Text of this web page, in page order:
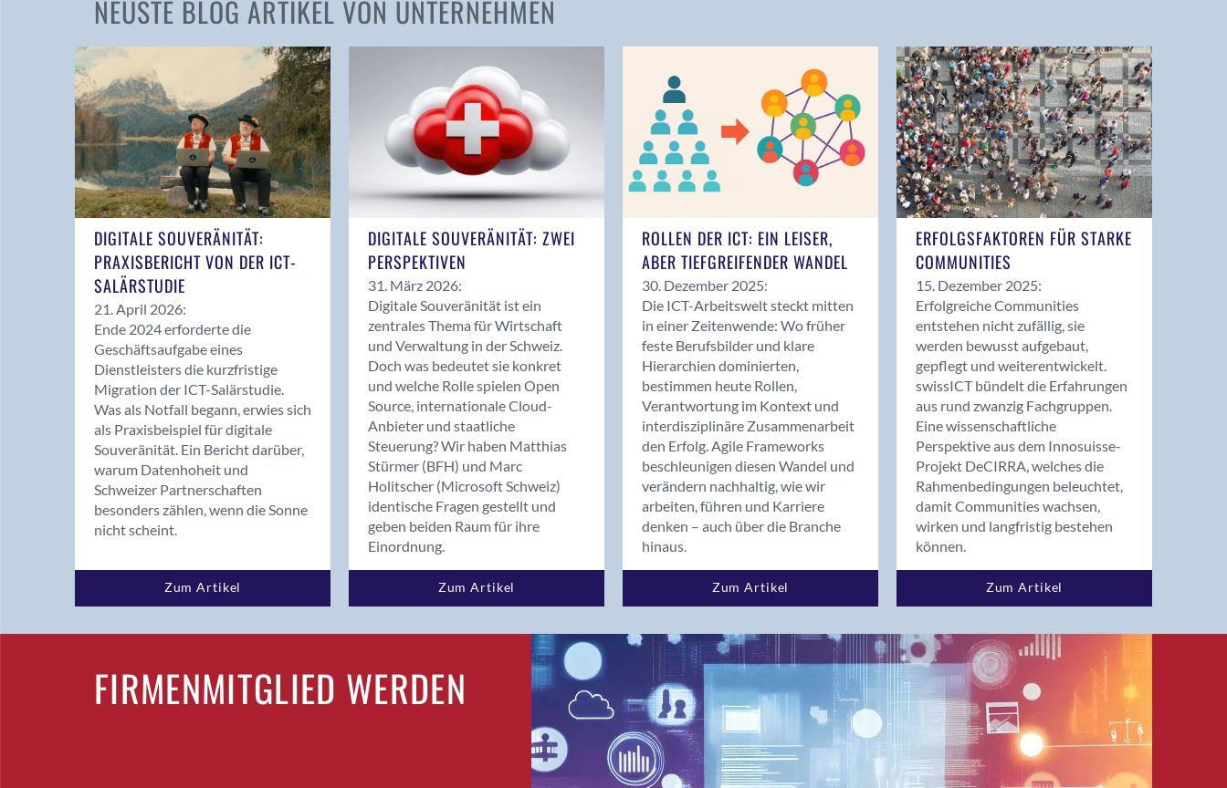
Andelfingen
Balsthal
Balzers
Bassersdorf
Benken (SG)
Bergdietikon
Bern - Liebefeld
Birsfelden
Bolligen
Bonaduz
Bonstetten
Bottighofen
Bremgarten bei Bern
NEUSTE BLOG ARTIKEL VON UNTERNEHMEN
DIGITALE SOUVERÄNITÄT:
PRAXISBERICHT VON DER ICT-
SALÄRSTUDIE
21. April 2026:
Ende 2024 erforderte die
Geschäftsaufgabe eines
Dienstleisters die kurzfristige
Migration der ICT-Salärstudie.
Was als Notfall begann, erwies sich
als Praxisbeispiel für digitale
Souveränität. Ein Bericht darüber,
warum Datenhoheit und
Schweizer Partnerschaften
besonders zählen, wenn die Sonne
nicht scheint.
Zum Artikel
DIGITALE SOUVERÄNITÄT: ZWEI
PERSPEKTIVEN
31. März 2026:
Digitale Souveränität ist ein
zentrales Thema für Wirtschaft
und Verwaltung in der Schweiz.
Doch was bedeutet sie konkret
und welche Rolle spielen Open
Source, internationale Cloud-
Anbieter und staatliche
Steuerung? Wir haben Matthias
Stürmer (BFH) und Marc
Holitscher (Microsoft Schweiz)
identische Fragen gestellt und
geben beiden Raum für ihre
Einordnung.
Zum Artikel
ROLLEN DER ICT: EIN LEISER,
ABER TIEFGREIFENDER WANDEL
30. Dezember 2025:
Die ICT-Arbeitswelt steckt mitten
in einer Zeitenwende: Wo früher
feste Berufsbilder und klare
Hierarchien dominierten,
bestimmen heute Rollen,
Verantwortung im Kontext und
interdisziplinäre Zusammenarbeit
den Erfolg. Agile Frameworks
beschleunigen diesen Wandel und
verändern nachhaltig, wie wir
arbeiten, führen und Karriere
denken – auch über die Branche
hinaus.
Zum Artikel
ERFOLGSFAKTOREN FÜR STARKE
COMMUNITIES
15. Dezember 2025:
Erfolgreiche Communities
entstehen nicht zufällig, sie
werden bewusst aufgebaut,
gepflegt und weiterentwickelt.
swissICT bündelt die Erfahrungen
aus rund zwanzig Fachgruppen.
Eine wissenschaftliche
Perspektive aus dem Innosuisse-
Projekt DeCIRRA, welches die
Rahmenbedingungen beleuchtet,
damit Communities wachsen,
wirken und langfristig bestehen
können.
Zum Artikel
FIRMENMITGLIED WERDEN